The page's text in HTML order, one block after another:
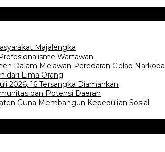
Majalengka
Wartawan
Dalam Melawan Peredaran Gelap Narkoba
dari Lima Orang
2026, 16 Tersangka Diamankan
dan Potensi Daerah
Guna Membangun Kepedulian Sosial